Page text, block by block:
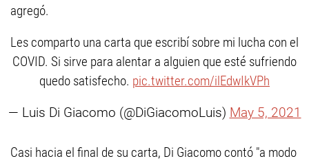
agregó.
Les comparto una carta que escribí sobre mi lucha con el
COVID. Si sirve para alentar a alguien que esté sufriendo
quedo satisfecho. pic.twitter.com/ilEdwIkVPh
— Luis Di Giacomo (@DiGiacomoLuis) May 5, 2021
Casi hacia el final de su carta, Di Giacomo contó "a modo